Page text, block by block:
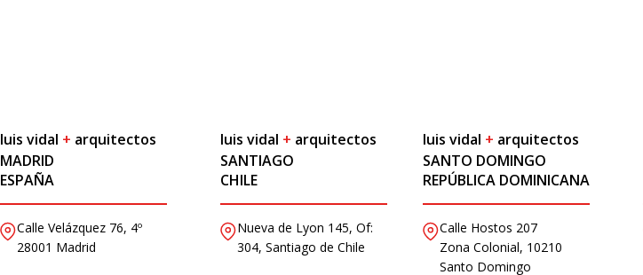
luis vidal + arquitectos
MADRID
ESPAÑA
Calle Velázquez 76, 4º
28001 Madrid
luis vidal + arquitectos
SANTIAGO
CHILE
Nueva de Lyon 145, Of:
304, Santiago de Chile
luis vidal + arquitectos
SANTO DOMINGO
REPÚBLICA DOMINICANA
Calle Hostos 207
Zona Colonial, 10210
Santo Domingo